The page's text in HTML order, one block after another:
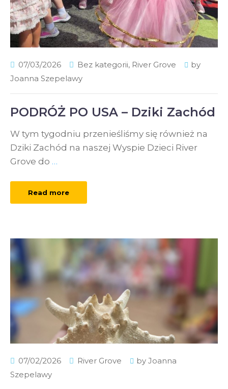
07/03/2026 Bez kategorii, River Grove
by
Joanna Szepelawy
PODRÓŻ PO USA – Dziki Zachód
W tym tygodniu przenieśliśmy się również na
Dziki Zachód na naszej Wyspie Dzieci River
Grove do …
Read more
07/02/2026 River Grove by Joanna
Szepelawy